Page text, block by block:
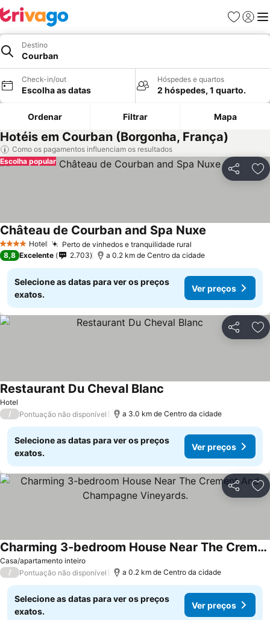
Favoritos
Iniciar
Destino
Courban
Check-in/out
Escolha as datas
Hóspedes e quartos
2 hóspedes, 1 quarto.
Ordenar Filtrar Mapa
Hotéis em Courban (Borgonha, França)
Como os pagamentos influenciam os resultados
Partilhar
Escolha popular
4 EstrelasHotel Perto de vinhedos e tranquilidade rural
Château de Courban and Spa Nuxe
8,8 Excelente 2.703 a 0.2 km de Centro da cidade
Selecione as datas para ver os preços
exatos.
Ver preços
Partilhar
Hotel
Restaurant Du Cheval Blanc
/ Pontuação não disponível a 3.0 km de Centro da cidade
Selecione as datas para ver os preços
exatos.
Ver preços
Partilhar
Casa/apartamento inteiro
Charming 3-bedroom House Near The Crement And Champagne Vineyards.
Ver preços
/ Pontuação não disponível a 0.2 km de Centro da cidade
Selecione as datas para ver os preços
exatos.
Ver preços